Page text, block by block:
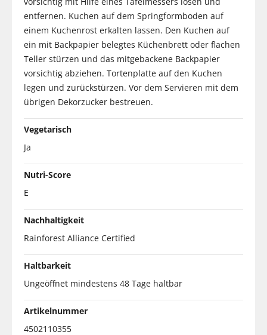
entfernen. Kuchen auf dem Springformboden auf
einem Kuchenrost erkalten lassen. Den Kuchen auf
ein mit Backpapier belegtes Küchenbrett oder flachen
Teller stürzen und das mitgebackene Backpapier
vorsichtig abziehen. Tortenplatte auf den Kuchen
legen und zurückstürzen. Vor dem Servieren mit dem
übrigen Dekorzucker bestreuen.
Vegetarisch
Ja
Nutri-Score
E
Nachhaltigkeit
Rainforest Alliance Certified
Haltbarkeit
Ungeöffnet mindestens 48 Tage haltbar
Artikelnummer
4502110355